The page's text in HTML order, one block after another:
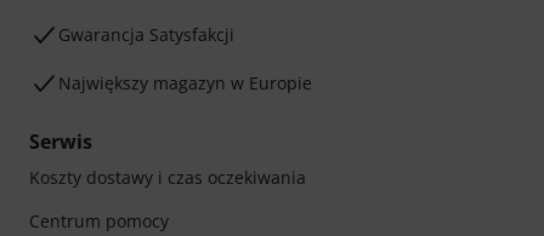
Gwarancja Satysfakcji
Największy magazyn w Europie
Serwis
Koszty dostawy i czas oczekiwania
Centrum pomocy